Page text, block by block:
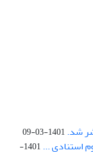
1401-03-09
1401-